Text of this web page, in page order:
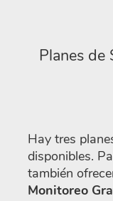
Planes de
Hay tres
disponibles.
también
Monitoreo